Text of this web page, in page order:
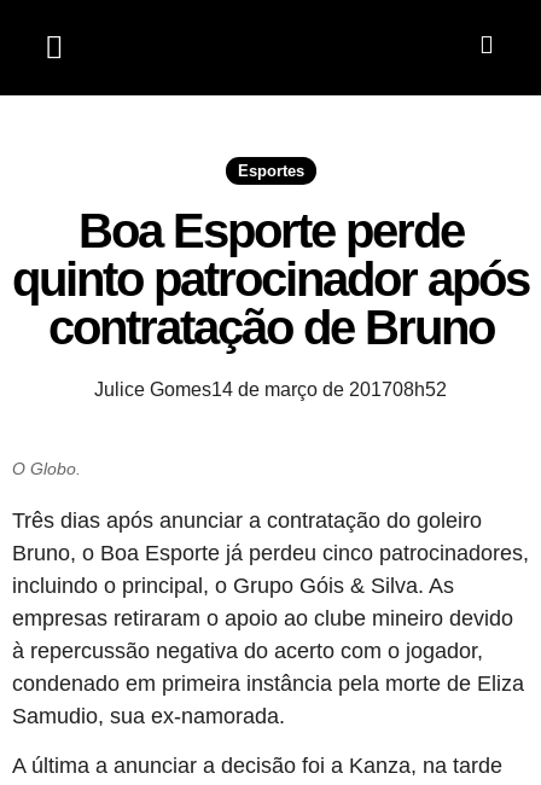
Esportes
Boa Esporte perde
quinto patrocinador após
contratação de Bruno
Julice Gomes14 de março de 201708h52
O Globo.
Três dias após anunciar a contratação do goleiro
Bruno, o Boa Esporte já perdeu cinco patrocinadores,
incluindo o principal, o Grupo Góis & Silva. As
empresas retiraram o apoio ao clube mineiro devido
à repercussão negativa do acerto com o jogador,
condenado em primeira instância pela morte de Eliza
Samudio, sua ex-namorada.
A última a anunciar a decisão foi a Kanza, na tarde